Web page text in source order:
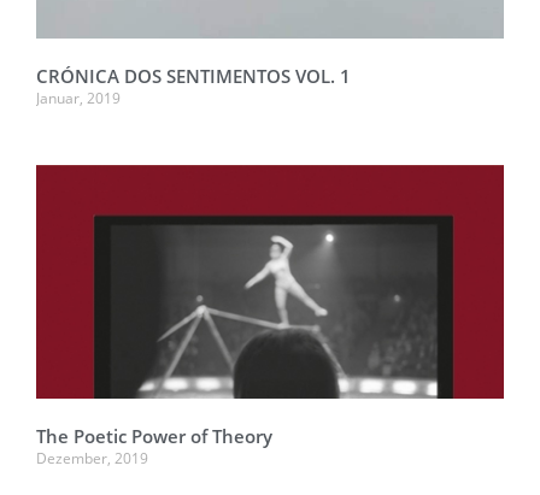
CRÓNICA DOS SENTIMENTOS VOL. 1
Januar, 2019
The Poetic Power of Theory
Dezember, 2019